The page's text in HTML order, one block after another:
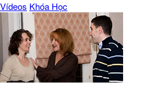
Vídeos Khóa Học